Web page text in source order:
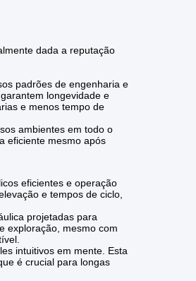
dada a reputação
padrões de engenharia e
longevidade e
e menos tempo de
ambientes em todo o
eficiente mesmo após
eficientes e operação
e tempos de ciclo,
projetadas para
exploração, mesmo com
intuitivos em mente. Esta
é crucial para longas